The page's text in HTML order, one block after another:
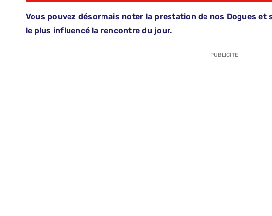
Vous pouvez désormais noter la prestation de nos Dogues
le plus influencé la rencontre du jour.
PUBLICITE